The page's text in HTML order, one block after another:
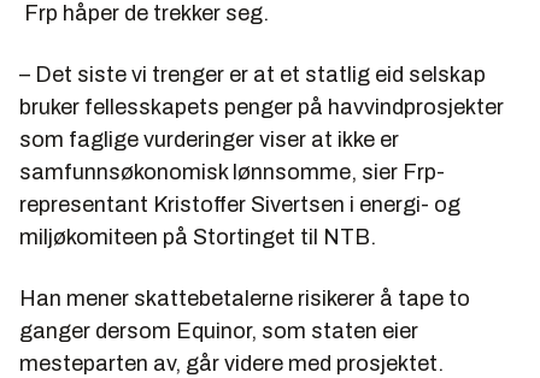
Frp håper de trekker seg.
– Det siste vi trenger er at et statlig eid selskap
bruker fellesskapets penger på havvindprosjekter
som faglige vurderinger viser at ikke er
samfunnsøkonomisk lønnsomme, sier Frp-
representant Kristoffer Sivertsen i energi- og
miljøkomiteen på Stortinget til NTB.
Han mener skattebetalerne risikerer å tape to
ganger dersom Equinor, som staten eier
mesteparten av, går videre med prosjektet.